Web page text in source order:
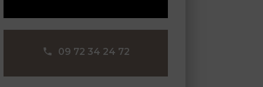
09 72 34 24 72